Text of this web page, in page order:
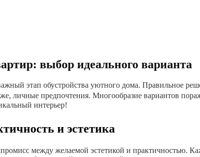
выбор идеального варианта
этап обустройства уютного дома. Правильное
личные предпочтения. Многообразие вариантов
интерьер!
и эстетика
между желаемой эстетикой и практичностью.